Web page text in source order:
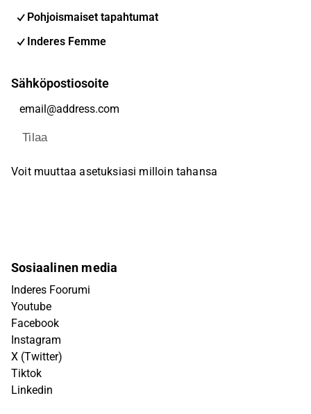
Pohjoismaiset tapahtumat
Inderes Femme
Sähköpostiosoite
Tilaa
Voit muuttaa asetuksiasi milloin tahansa
Sosiaalinen media
Inderes Foorumi
Youtube
Facebook
Instagram
X (Twitter)
Tiktok
Linkedin